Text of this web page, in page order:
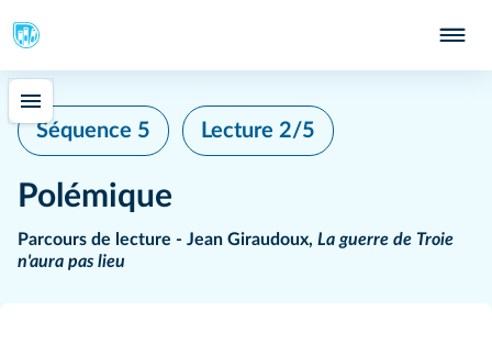
Séquence 5 Lecture 2/5
Polémique
Parcours de lecture - Jean Giraudoux, La guerre de Troie
n'aura pas lieu